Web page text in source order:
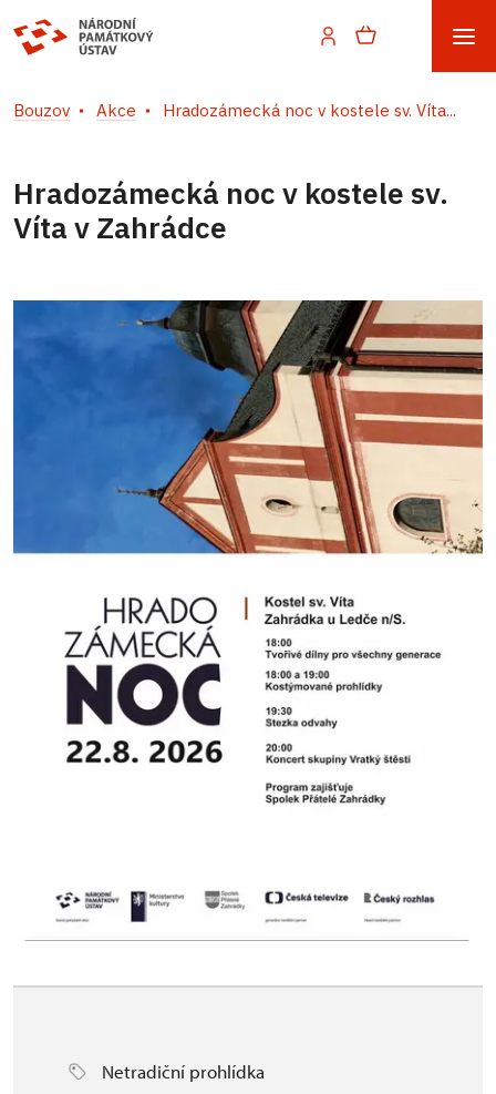
Bouzov Akce Hradozámecká noc v kostele sv. Víta...
Hradozámecká noc v kostele sv.
Víta v Zahrádce
Netradiční prohlídka